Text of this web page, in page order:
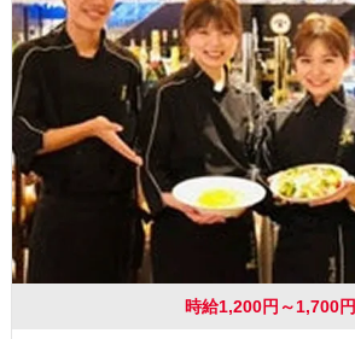
時給1,200円～1,700円